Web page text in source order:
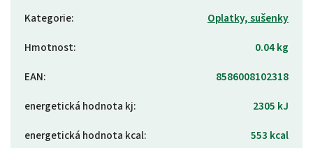
Kategorie:
Oplatky, sušenky
Hmotnost:
0.04 kg
EAN:
8586008102318
energetická hodnota kj:
2305 kJ
energetická hodnota kcal:
553 kcal